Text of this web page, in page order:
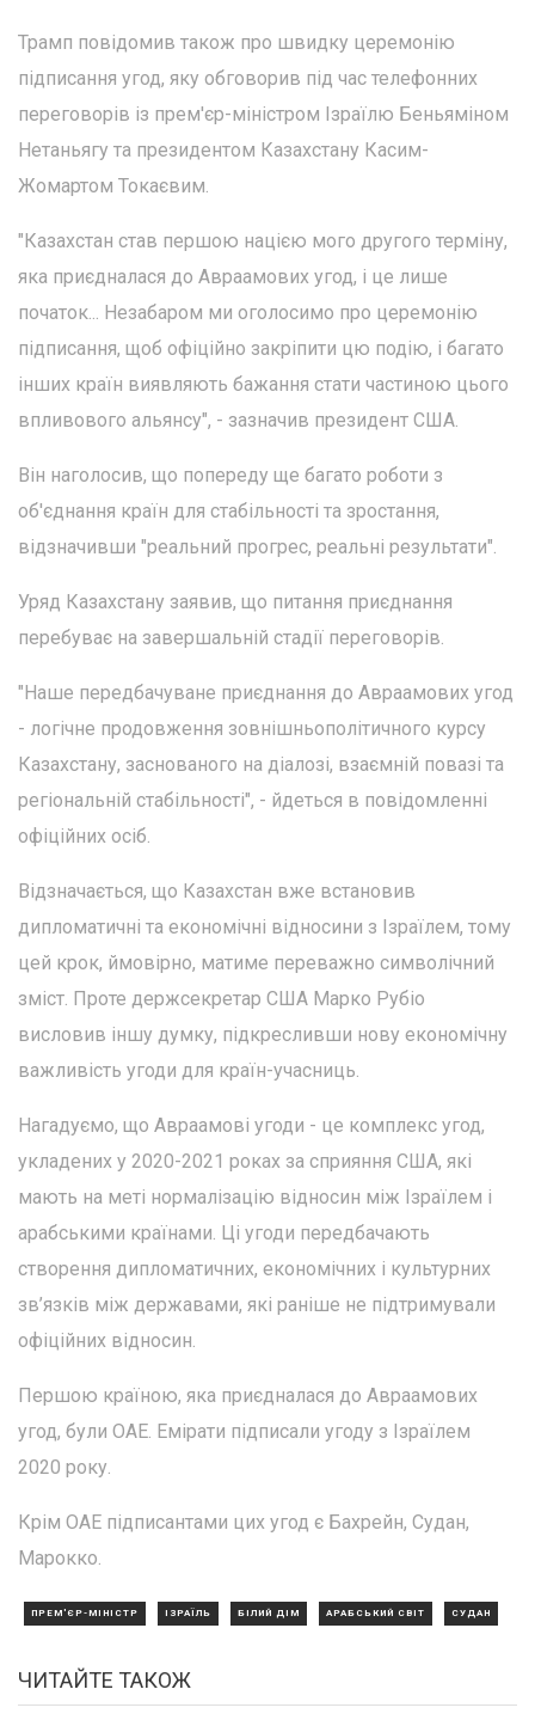
Трамп повідомив також про швидку церемонію
підписання угод, яку обговорив під час телефонних
переговорів із прем'єр-міністром Ізраїлю Беньяміном
Нетаньягу та президентом Казахстану Касим-
Жомартом Токаєвим.
"Казахстан став першою нацією мого другого терміну,
яка приєдналася до Авраамових угод, і це лише
початок... Незабаром ми оголосимо про церемонію
підписання, щоб офіційно закріпити цю подію, і багато
інших країн виявляють бажання стати частиною цього
впливового альянсу", - зазначив президент США.
Він наголосив, що попереду ще багато роботи з
об'єднання країн для стабільності та зростання,
відзначивши "реальний прогрес, реальні результати".
Уряд Казахстану заявив, що питання приєднання
перебуває на завершальній стадії переговорів.
"Наше передбачуване приєднання до Авраамових угод
- логічне продовження зовнішньополітичного курсу
Казахстану, заснованого на діалозі, взаємній повазі та
регіональній стабільності", - йдеться в повідомленні
офіційних осіб.
Відзначається, що Казахстан вже встановив
дипломатичні та економічні відносини з Ізраїлем, тому
цей крок, ймовірно, матиме переважно символічний
зміст. Проте держсекретар США Марко Рубіо
висловив іншу думку, підкресливши нову економічну
важливість угоди для країн-учасниць.
Нагадуємо, що Авраамові угоди - це комплекс угод,
укладених у 2020-2021 роках за сприяння США, які
мають на меті нормалізацію відносин між Ізраїлем і
арабськими країнами. Ці угоди передбачають
створення дипломатичних, економічних і культурних
зв’язків між державами, які раніше не підтримували
офіційних відносин.
Першою країною, яка приєдналася до Авраамових
угод, були ОАЕ. Емірати підписали угоду з Ізраїлем
2020 року.
Крім ОАЕ підписантами цих угод є Бахрейн, Судан,
Марокко.
ПРЕМ'ЄР-МІНІСТР ІЗРАЇЛЬ БІЛИЙ ДІМ АРАБСЬКИЙ СВІТ СУДАН
ЧИТАЙТЕ ТАКОЖ